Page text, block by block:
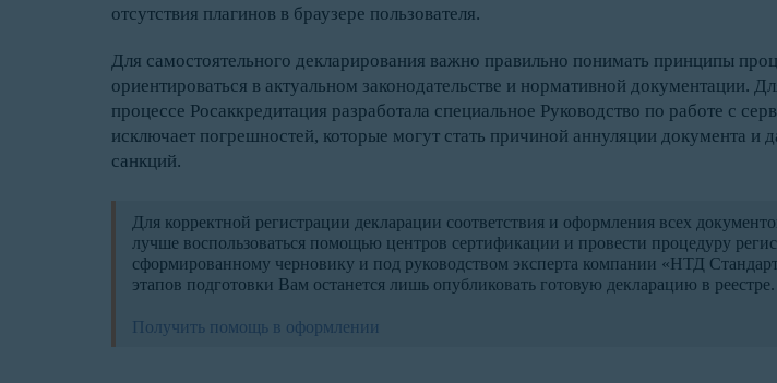
отсутствия плагинов в браузере пользователя.
Для самостоятельного декларирования важно правильно понимать принципы
ориентироваться в актуальном законодательстве и нормативной документации.
процессе Росаккредитация разработала специальное Руководство по работе с
исключает погрешностей, которые могут стать причиной аннуляции документа и
санкций.
Для корректной регистрации декларации соответствия и оформления всех
лучше воспользоваться помощью центров сертификации и провести процедуру
сформированному черновику и под руководством эксперта компании «НТД
этапов подготовки Вам останется лишь опубликовать готовую декларацию в реестре.
Получить помощь в оформлении